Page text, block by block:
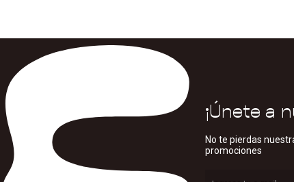
¡Únete a
No te pierdas
promociones